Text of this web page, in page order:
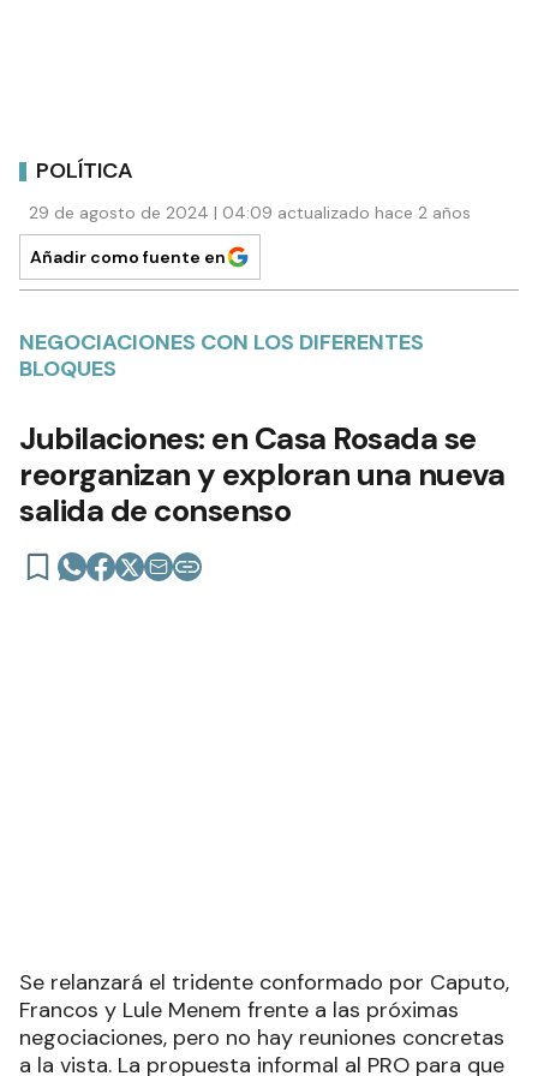
POLÍTICA
29 de agosto de 2024 | 04:09 actualizado hace 2 años
Añadir como fuente en
NEGOCIACIONES CON LOS DIFERENTES
BLOQUES
Jubilaciones: en Casa Rosada se
reorganizan y exploran una nueva
salida de consenso
Se relanzará el tridente conformado por Caputo,
Francos y Lule Menem frente a las próximas
negociaciones, pero no hay reuniones concretas
a la vista. La propuesta informal al PRO para que